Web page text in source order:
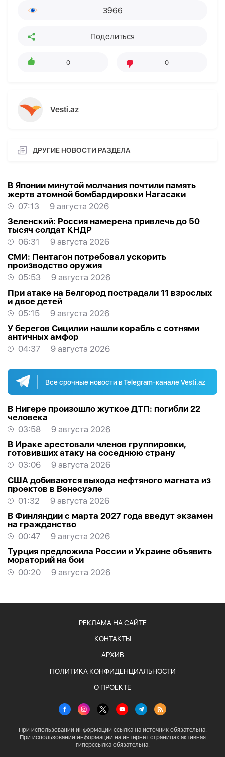
3966
Поделиться
0 0
Vesti.az
ДРУГИЕ НОВОСТИ РАЗДЕЛА
В Японии минутой молчания почтили память
жертв атомной бомбардировки Нагасаки
07:13
9 августа 2026
Зеленский: Россия намерена привлечь до 50
тысяч солдат КНДР
06:31
9 августа 2026
СМИ: Пентагон потребовал ускорить
производство оружия
05:53
9 августа 2026
При атаке на Белгород пострадали 11 взрослых
и двое детей
05:15
9 августа 2026
У берегов Сицилии нашли корабль с сотнями
античных амфор
04:37
9 августа 2026
Все срочные новости в Telegram-канале Vesti.az
В Нигере произошло жуткое ДТП: погибли 22
человека
03:58
9 августа 2026
В Ираке арестовали членов группировки,
готовивших атаку на соседнюю страну
03:06
9 августа 2026
США добиваются выхода нефтяного магната из
проектов в Венесуэле
01:32
9 августа 2026
В Финляндии с марта 2027 года введут экзамен
на гражданство
00:47
9 августа 2026
Турция предложила России и Украине объявить
мораторий на бои
00:20
9 августа 2026
РЕКЛАМА НА САЙТЕ
КОНТАКТЫ
АРХИВ
ПОЛИТИКА КОНФИДЕНЦИАЛЬНОСТИ
О ПРОЕКТЕ
При использовании информации ссылка на источник обязательна.
При использовании информации на интернет страницах активная
гиперссылка обязательна.